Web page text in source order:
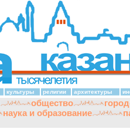
культуры религии архитектуры
общество
наука и образование